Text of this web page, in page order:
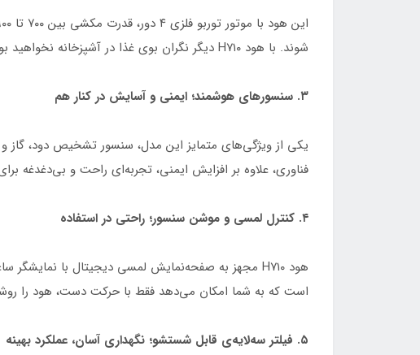
شوند. با هود H۷۱۰ دیگر نگران بوی غذا در آشپزخانه نخواهید بود.
۳. سنسورهای هوشمند؛ ایمنی و آسایش در کنار هم
یکی از ویژگی‌های متمایز این مدل، سنسور تشخیص دود، گاز
فناوری، علاوه بر افزایش ایمنی، تجربه‌ای راحت و بی‌دغدغه
۴. کنترل لمسی و موشن سنسور؛ راحتی در استفاده
است که به شما امکان می‌دهد فقط با حرکت دست، هود را
۵. فیلتر سه‌لایه‌ی قابل شستشو؛ نگهداری آسان، عملکرد بهینه